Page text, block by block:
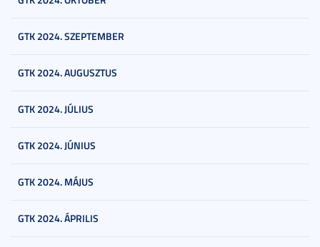
GTK 2024. SZEPTEMBER
GTK 2024. AUGUSZTUS
GTK 2024. JÚLIUS
GTK 2024. JÚNIUS
GTK 2024. MÁJUS
GTK 2024. ÁPRILIS